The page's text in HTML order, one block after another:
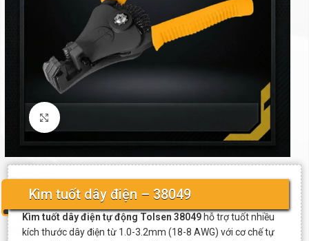
Click to enlarge
Kìm tuốt dây điện – 38049
Kìm tuốt dây điện tự động Tolsen 38049 hỗ trợ tuốt nhiều
kích thước dây điện từ 1.0-3.2mm (18-8 AWG) với cơ chế tự